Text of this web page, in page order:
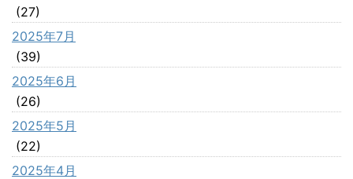
(27)
2025年7月
(39)
2025年6月
(26)
2025年5月
(22)
2025年4月